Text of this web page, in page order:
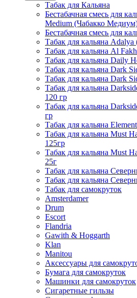
Табак для Кальяна
Бестабачная смесь для
Medium (Чабакко
Бестабачная смесь для
Табак для кальяна
Табак для кальяна Al
Табак для кальяна Daily
Табак для кальяна Dark
Табак для кальяна Dark
Табак для кальяна
120 гр
Табак для кальяна
гр
Табак для кальяна Element
Табак для кальяна Must
125гр
Табак для кальяна Must
25г
Табак для кальяна
Табак для кальяна
Табак для самокруток
Amsterdamer
Drum
Escort
Flandria
Gawith & Hoggarth
Klan
Manitou
Аксессуары для
Бумага для самокруток
Машинки для самокруток
Сигаретные гильзы